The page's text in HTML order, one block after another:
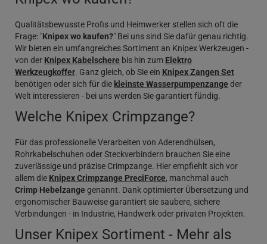
Qualitätsbewusste Profis und Heimwerker stellen sich oft die
Frage: "Knipex wo kaufen?" Bei uns sind Sie dafür genau richtig.
Wir bieten ein umfangreiches Sortiment an Knipex Werkzeugen -
von der Knipex Kabelschere bis hin zum Elektro
Werkzeugkoffer. Ganz gleich, ob Sie ein Knipex Zangen Set
benötigen oder sich für die kleinste Wasserpumpenzange der
Welt interessieren - bei uns werden Sie garantiert fündig.
Welche Knipex Crimpzange?
Für das professionelle Verarbeiten von Aderendhülsen,
Rohrkabelschuhen oder Steckverbindern brauchen Sie eine
zuverlässige und präzise Crimpzange. Hier empfiehlt sich vor
allem die Knipex Crimpzange PreciForce, manchmal auch
Crimp Hebelzange genannt. Dank optimierter Übersetzung und
ergonomischer Bauweise garantiert sie saubere, sichere
Verbindungen - in Industrie, Handwerk oder privaten Projekten.
Unser Knipex Sortiment - Mehr als